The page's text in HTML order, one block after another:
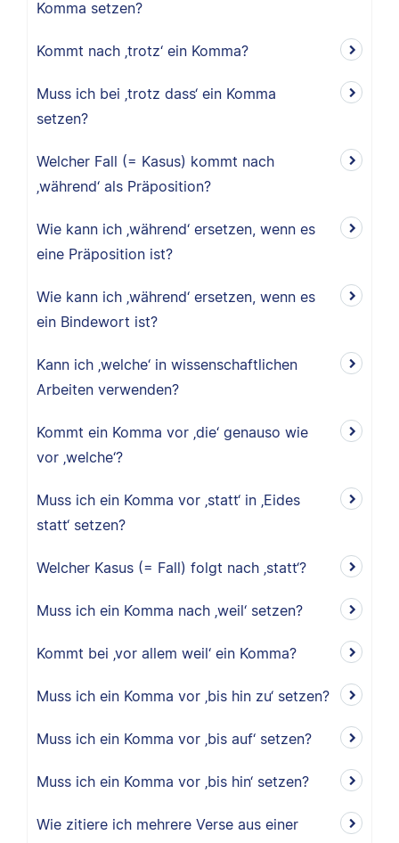
Komma setzen?
Kommt nach ‚trotz‘ ein Komma?
Muss ich bei ‚trotz dass‘ ein Komma
setzen?
Welcher Fall (= Kasus) kommt nach
‚während‘ als Präposition?
Wie kann ich ‚während‘ ersetzen, wenn es
eine Präposition ist?
Wie kann ich ‚während‘ ersetzen, wenn es
ein Bindewort ist?
Kann ich ‚welche‘ in wissenschaftlichen
Arbeiten verwenden?
Kommt ein Komma vor ‚die‘ genauso wie
vor ‚welche‘?
Muss ich ein Komma vor ‚statt‘ in ‚Eides
statt‘ setzen?
Welcher Kasus (= Fall) folgt nach ‚statt‘?
Muss ich ein Komma nach ‚weil‘ setzen?
Kommt bei ‚vor allem weil‘ ein Komma?
Muss ich ein Komma vor ‚bis hin zu‘ setzen?
Muss ich ein Komma vor ‚bis auf‘ setzen?
Muss ich ein Komma vor ‚bis hin‘ setzen?
Wie zitiere ich mehrere Verse aus einer